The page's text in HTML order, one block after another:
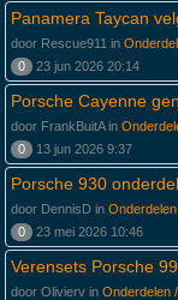
Panamera Taycan
door Rescue911 in
0
23 jun 2026 20:14
Porsche Cayenne
door FrankBuitA in
0
13 jun 2026 9:37
Porsche 930
door DennisD in
0
23 mei 2026 10:46
Verensets Porsche
door Olivierv in Onderdelen